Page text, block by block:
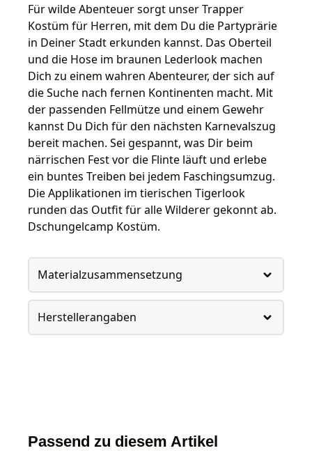
Für wilde Abenteuer sorgt unser Trapper
Kostüm für Herren, mit dem Du die Partyprärie
in Deiner Stadt erkunden kannst. Das Oberteil
und die Hose im braunen Lederlook machen
Dich zu einem wahren Abenteurer, der sich auf
die Suche nach fernen Kontinenten macht. Mit
der passenden Fellmütze und einem Gewehr
kannst Du Dich für den nächsten Karnevalszug
bereit machen. Sei gespannt, was Dir beim
närrischen Fest vor die Flinte läuft und erlebe
ein buntes Treiben bei jedem Faschingsumzug.
Die Applikationen im tierischen Tigerlook
runden das Outfit für alle Wilderer gekonnt ab.
Dschungelcamp Kostüm.
Materialzusammensetzung
Herstellerangaben
Passend zu diesem Artikel